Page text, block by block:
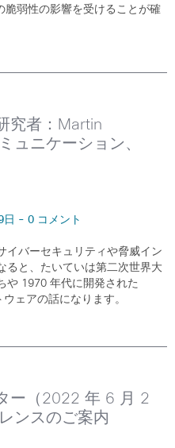
弱性の影響を受けることが確
究者：Martin
ュニケーション、
- 0 コメント
イバーセキュリティや脅威イン
ると、たいていは第二次世界大
や 1970 年代に開発された
ェアの話になります。
ー（2022 年 6 月 2
ンスのご案内